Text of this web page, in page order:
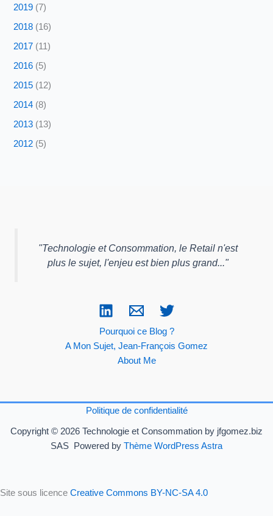
2019 (7)
2018 (16)
2017 (11)
2016 (5)
2015 (12)
2014 (8)
2013 (13)
2012 (5)
"Technologie et Consommation, le Retail n'est
plus le sujet, l'enjeu est bien plus grand... "
Pourquoi ce Blog ?
A Mon Sujet, Jean-François Gomez
About Me
Politique de confidentialité
Copyright © 2026 Technologie et Consommation by jfgomez.biz
SAS Powered by Thème WordPress Astra
Site sous licence Creative Commons BY-NC-SA 4.0